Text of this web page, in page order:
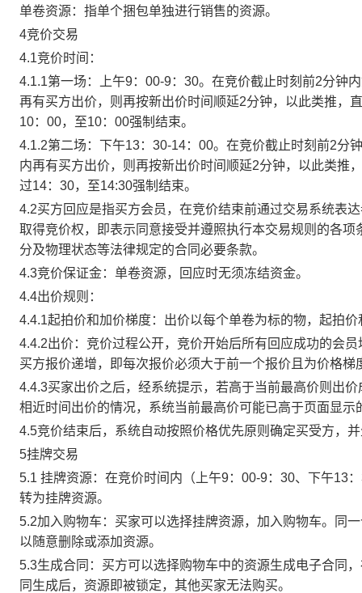
单卷资源：指单个捆包单独进行销售的资源。
4竞价交易
4.1竞价时间：
4.1.1第一场：上午9：00-9：30。在竞价截止时刻前2分钟
再有买方出价，则再按新出价时间顺延2分钟，以此类推，
10：00，至10：00强制结束。
4.1.2第二场：下午13：30-14：00。在竞价截止时刻前2分
内再有买方出价，则再按新出价时间顺延2分钟，以此类推
过14：30，至14:30强制结束。
4.2买方回应是指买方会员，在竞价结束前通过交易系统表
取得竞价权，即表示同意接受并遵照执行本交易规则的各
分及物理状态等法律规定的合同必要条款。
4.3竞价保证金：单卷资源，回应时无须冻结资金。
4.4出价规则：
4.4.1起拍价和加价梯度：出价以每个单卷为标的物，起拍
4.4.2出价：竞价过程公开，竞价开始后所有回应成功的会
买方报价递增，即每次报价必须大于前一个报价且为价格
4.4.3买家出价之后，经系统提示，若高于当前最高价则出
相近时间出价的情况，系统当前最高价可能已高于页面显示
4.5竞价结束后，系统自动按照价格优先原则确定买受方，
5挂牌交易
5.1 挂牌资源：在竞价时间内（上午9：00-9：30、下午13
转为挂牌资源。
5.2加入购物车：买家可以选择挂牌资源，加入购物车。同
以随意删除或添加资源。
5.3生成合同：买方可以选择购物车中的资源生成电子合同
同生成后，资源即被锁定，其他买家无法购买。